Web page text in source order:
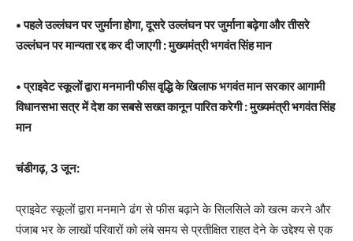
• पहले उल्लंघन पर जुर्माना होगा, दूसरे उल्लंघन पर जुर्माना बढ़ेगा और तीसरे
उल्लंघन पर मान्यता रद्द कर दी जाएगी : मुख्यमंत्री भगवंत सिंह मान
• प्राइवेट स्कूलों द्वारा मनमानी फीस वृद्धि के खिलाफ भगवंत मान सरकार आगामी
विधानसभा सत्र में देश का सबसे सख्त कानून पारित करेगी : मुख्यमंत्री भगवंत सिंह
मान
चंडीगढ़, 3 जून:
प्राइवेट स्कूलों द्वारा मनमाने ढंग से फीस बढ़ाने के सिलसिले को खत्म करने और
पंजाब भर के लाखों परिवारों को लंबे समय से प्रतीक्षित राहत देने के उद्देश्य से एक